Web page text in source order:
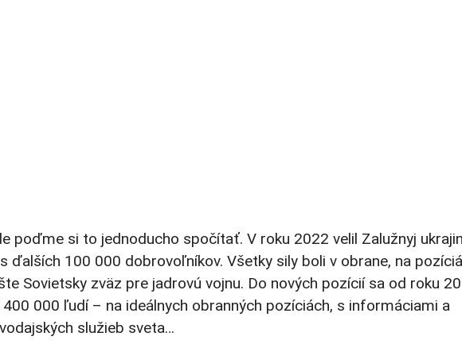
poďme si to jednoducho spočítať. V roku 2022 velil Zalužnyj
ďalších 100 000 dobrovoľníkov. Všetky sily boli v obrane, na
Sovietsky zväz pre jadrovú vojnu. Do nových pozícií sa od roku
000 ľudí – na ideálnych obranných pozíciách, s informáciami a
služieb sveta…